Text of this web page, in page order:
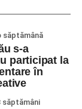
săptămână
s-a
participat la
în
săptămâni